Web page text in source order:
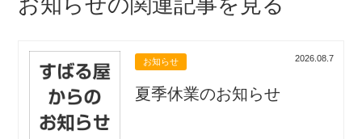
お知らせ 2026.08.7
夏季休業のお知らせ